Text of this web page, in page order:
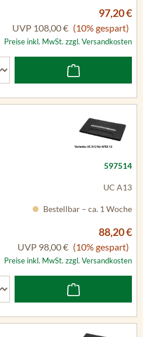
97,20 €
UVP 108,00 € (10% gespart)
Preise inkl. MwSt. zzgl. Versandkosten
597514
UC A13
Bestellbar – ca. 1 Woche
88,20 €
UVP 98,00 € (10% gespart)
Preise inkl. MwSt. zzgl. Versandkosten